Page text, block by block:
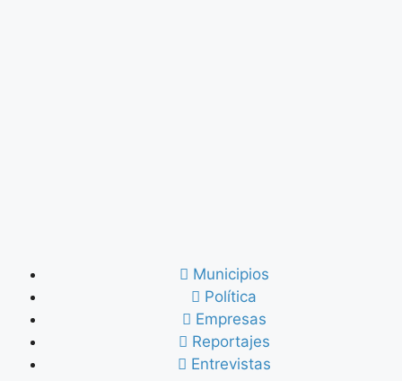
Municipios
Política
Empresas
Reportajes
Entrevistas